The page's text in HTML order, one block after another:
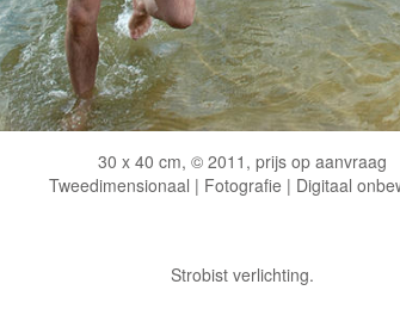
30 x 40 cm, © 2011, prijs op aanvraag
Tweedimensionaal | Fotografie | Digitaal
Strobist verlichting.